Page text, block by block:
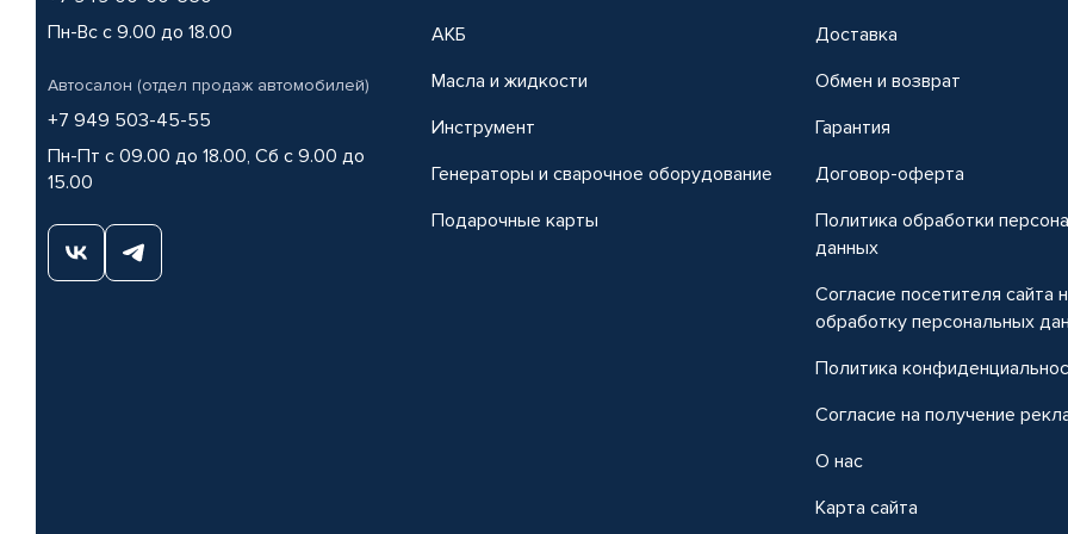
Пн-Вс с 9.00 до 18.00
Автосалон (отдел продаж автомобилей)
+7 949 503-45-55
Пн-Пт с 09.00 до 18.00, Сб с 9.00 до
15.00
АКБ
Масла и жидкости
Инструмент
Генераторы и сварочное оборудование
Подарочные карты
Доставка
Обмен и возврат
Гарантия
Договор-оферта
Политика обработки
данных
Согласие посетителя сайта
обработку персональных
Политика
Согласие на получение
О нас
Карта сайта